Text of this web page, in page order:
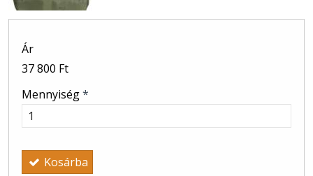
Ár
37 800 Ft
Mennyiség*
Kosárba